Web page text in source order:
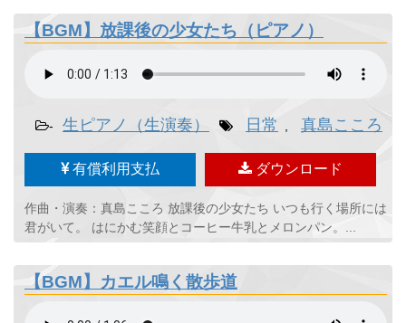
【BGM】放課後の少女たち（ピアノ）
- 生ピアノ（生演奏） 日常 真島こころ
有償利用支払 ダウンロード
作曲・演奏：真島こころ 放課後の少女たち いつも行く場所には
君がいて。 はにかむ笑顔とコーヒー牛乳とメロンパン。...
【BGM】カエル鳴く散歩道